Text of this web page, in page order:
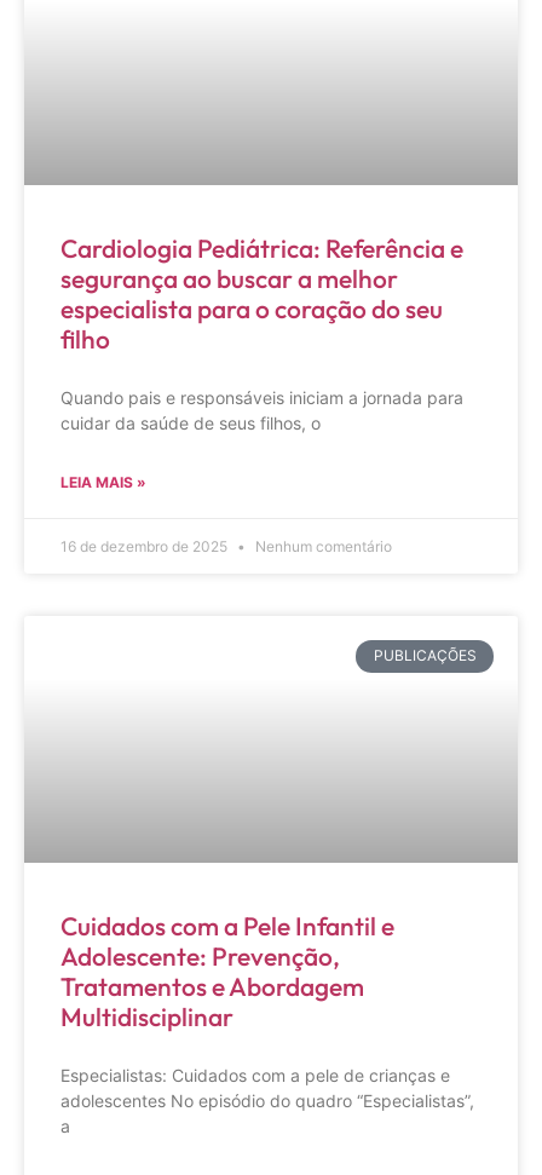
Cardiologia Pediátrica: Referência e
segurança ao buscar a melhor
especialista para o coração do seu
filho
Quando pais e responsáveis iniciam a jornada para
cuidar da saúde de seus filhos, o
LEIA MAIS »
16 de dezembro de 2025 Nenhum comentário
PUBLICAÇÕES
Cuidados com a Pele Infantil e
Adolescente: Prevenção,
Tratamentos e Abordagem
Multidisciplinar
Especialistas: Cuidados com a pele de crianças e
adolescentes No episódio do quadro “Especialistas”,
a